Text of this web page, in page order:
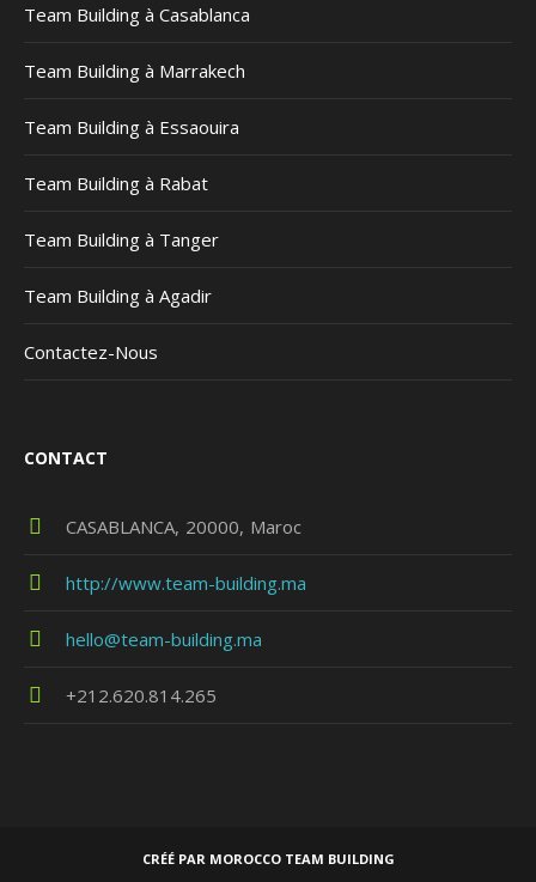
Team Building à Casablanca
Team Building à Marrakech
Team Building à Essaouira
Team Building à Rabat
Team Building à Tanger
Team Building à Agadir
Contactez-Nous
CONTACT
CASABLANCA 20000 Maroc
http://www.team-building.ma
hello@team-building.ma
+212.620.814.265
CRÉÉ PAR MOROCCO TEAM BUILDING